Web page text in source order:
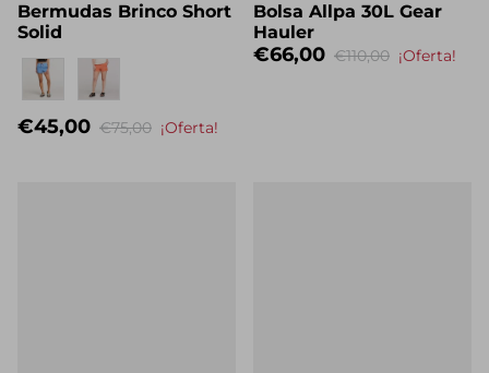
Bermudas Brinco Short
Solid
Nombre propio
€45,00 €75,00 ¡Oferta!
Bolsa Allpa 30L Gear
Hauler
€66,00 €110,00 ¡Oferta!